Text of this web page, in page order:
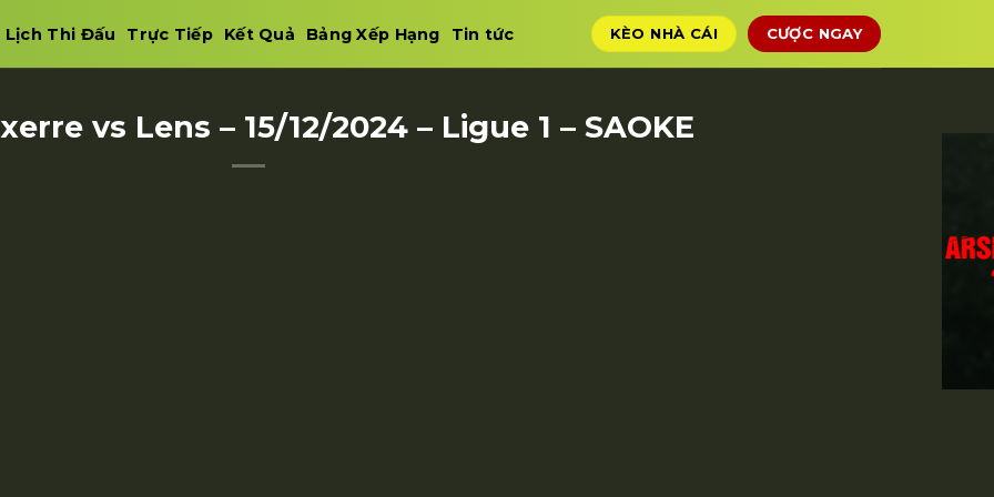
Lịch Thi Đấu Trực Tiếp Kết Quả Bảng Xếp Hạng Tin tức KÈO NHÀ CÁI CƯỢC NGAY
vs Lens – 15/12/2024 – Ligue 1 – SAOKE